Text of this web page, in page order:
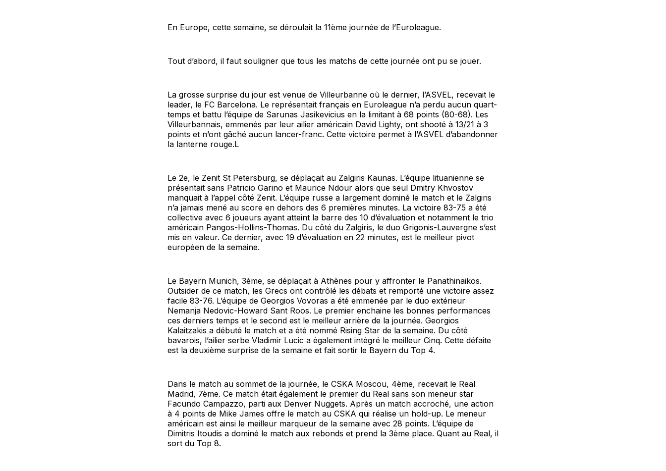
En Europe, cette semaine, se déroulait la 11ème journée de l’Euroleague.
Tout d’abord, il faut souligner que tous les matchs de cette journée ont pu se jouer.
La grosse surprise du jour est venue de Villeurbanne où le dernier, l’ASVEL, recevait le
leader, le FC Barcelona. Le représentait français en Euroleague n’a perdu aucun quart-
temps et battu l’équipe de Sarunas Jasikevicius en la limitant à 68 points (80-68). Les
Villeurbannais, emmenés par leur ailier américain David Lighty, ont shooté à 13/21 à 3
points et n’ont gâché aucun lancer-franc. Cette victoire permet à l’ASVEL d’abandonner
la lanterne rouge.L
Le 2e, le Zenit St Petersburg, se déplaçait au Zalgiris Kaunas. L’équipe lituanienne se
présentait sans Patricio Garino et Maurice Ndour alors que seul Dmitry Khvostov
manquait à l’appel côté Zenit. L’équipe russe a largement dominé le match et le Zalgiris
n’a jamais mené au score en dehors des 6 premières minutes. La victoire 83-75 a été
collective avec 6 joueurs ayant atteint la barre des 10 d’évaluation et notamment le trio
américain Pangos-Hollins-Thomas. Du côté du Zalgiris, le duo Grigonis-Lauvergne s’est
mis en valeur. Ce dernier, avec 19 d’évaluation en 22 minutes, est le meilleur pivot
européen de la semaine.
Le Bayern Munich, 3ème, se déplaçait à Athènes pour y affronter le Panathinaikos.
Outsider de ce match, les Grecs ont contrôlé les débats et remporté une victoire assez
facile 83-76. L’équipe de Georgios Vovoras a été emmenée par le duo extérieur
Nemanja Nedovic-Howard Sant Roos. Le premier enchaine les bonnes performances
ces derniers temps et le second est le meilleur arrière de la journée. Georgios
Kalaitzakis a débuté le match et a été nommé Rising Star de la semaine. Du côté
bavarois, l’ailier serbe Vladimir Lucic a également intégré le meilleur Cinq. Cette défaite
est la deuxième surprise de la semaine et fait sortir le Bayern du Top 4.
Dans le match au sommet de la journée, le CSKA Moscou, 4ème, recevait le Real
Madrid, 7ème. Ce match était également le premier du Real sans son meneur star
Facundo Campazzo, parti aux Denver Nuggets. Après un match accroché, une action
à 4 points de Mike James offre le match au CSKA qui réalise un hold-up. Le meneur
américain est ainsi le meilleur marqueur de la semaine avec 28 points. L’équipe de
Dimitris Itoudis a dominé le match aux rebonds et prend la 3ème place. Quant au Real, il
sort du Top 8.